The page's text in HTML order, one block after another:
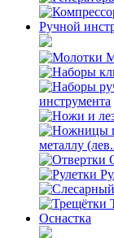
Ручной
инструмента
металлу
Оснастка